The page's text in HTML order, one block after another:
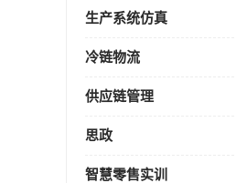
生产系统仿真
冷链物流
供应链管理
思政
智慧零售实训